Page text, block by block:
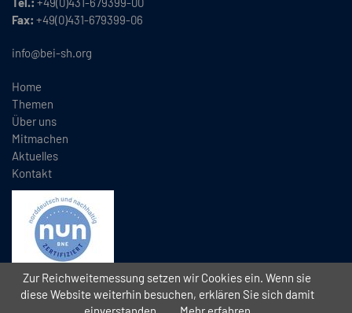
Fax: +49(0)431-679399-06
info@bei-sh.org
Home
Themen
Über uns
Mitmachen
Aktuelles
Kontakt
Zur Reichweitemessung setzen wir Cookies ein. Wenn sie
diese Website weiterhin besuchen, erklären Sie sich damit